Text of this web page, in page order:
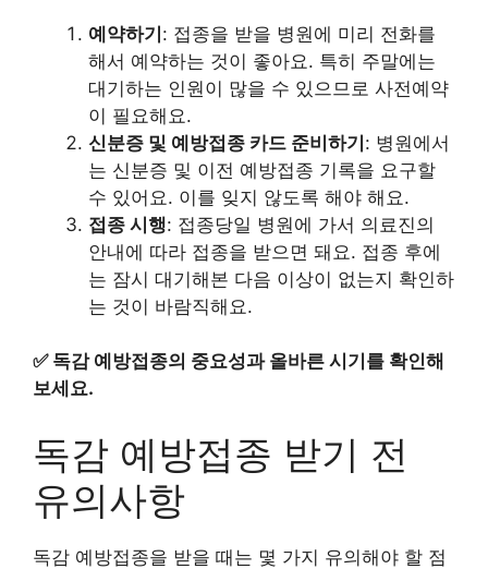
예약하기: 접종을 받을 병원에 미리 전화를
해서 예약하는 것이 좋아요. 특히 주말에는
대기하는 인원이 많을 수 있으므로 사전예약
이 필요해요.
신분증 및 예방접종 카드 준비하기: 병원에서
는 신분증 및 이전 예방접종 기록을 요구할
수 있어요. 이를 잊지 않도록 해야 해요.
접종 시행: 접종당일 병원에 가서 의료진의
안내에 따라 접종을 받으면 돼요. 접종 후에
는 잠시 대기해본 다음 이상이 없는지 확인하
는 것이 바람직해요.
✅ 독감 예방접종의 중요성과 올바른 시기를 확인해
보세요.
독감 예방접종 받기 전
유의사항
독감 예방접종을 받을 때는 몇 가지 유의해야 할 점